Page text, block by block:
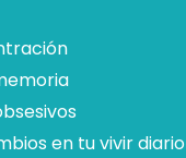
en tu vivir diario